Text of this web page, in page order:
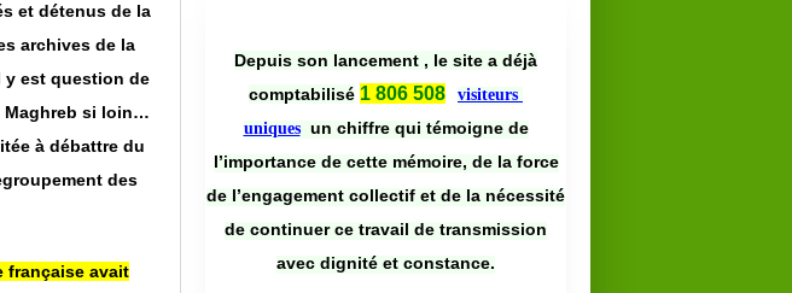
et détenus de la
archives de la
y est question de
Maghreb si loin…
à débattre du
des
française avait
Depuis son lancement , le site a déjà
comptabilisé 1 806 508
visiteurs
uniques un chiffre qui témoigne de
l’importance de cette mémoire, de la force
de l’engagement collectif et de la nécessité
de continuer ce travail de transmission
avec dignité et constance.